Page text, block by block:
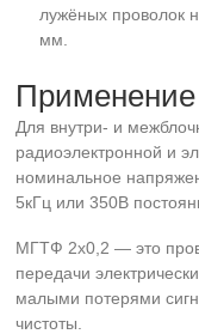
лужёных проволок
мм.
Для внутри- и
радиоэлектронной и
номинальное
5кГц или 350В
МГТФ 2х0,2 — это
передачи
малыми потерями
чистоты.